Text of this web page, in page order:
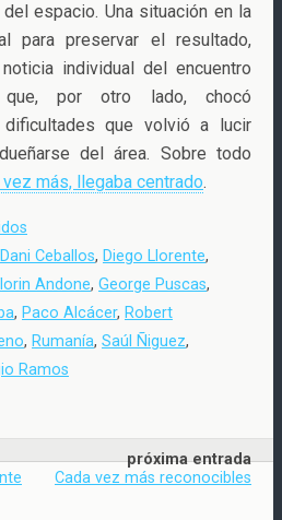
espacio. Una situación en la
para preservar el resultado,
individual del encuentro
que, por otro lado, chocó
que volvió a lucir
del área. Sobre todo
vez más, llegaba centrado.
Dani Ceballos, Diego Llorente,
Andone, George Puscas,
, Paco Alcácer, Robert
, Rumanía, Saúl Ñiguez,
Ramos
próxima entrada
Cada vez más reconocibles